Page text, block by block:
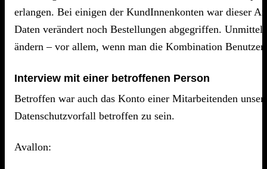
erlangen. Bei einigen der KundInnenkonten war dieser
Daten verändert noch Bestellungen abgegriffen.
ändern – vor allem, wenn man die Kombination
Interview mit einer betroffenen Person
Betroffen war auch das Konto einer Mitarbeitenden
Datenschutzvorfall betroffen zu sein.
Avallon: